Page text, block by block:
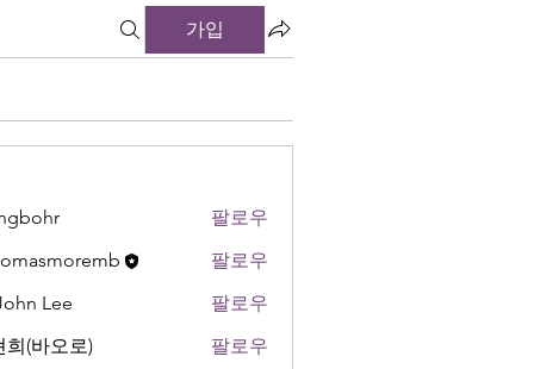
가입
팔로우
팔로우
Lee
팔로우
희(바오로)
팔로우